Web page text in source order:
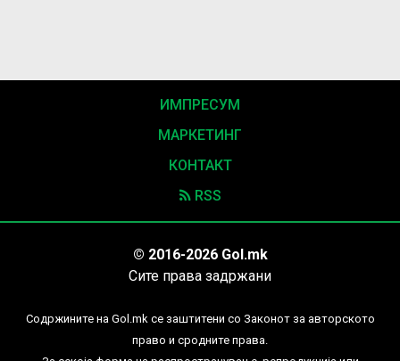
ИМПРЕСУМ
МАРКЕТИНГ
КОНТАКТ
RSS
© 2016-2026 Gol.mk
Сите права задржани
Содржините на Gol.mk се заштитени со Законот за авторското
право и сродните права.